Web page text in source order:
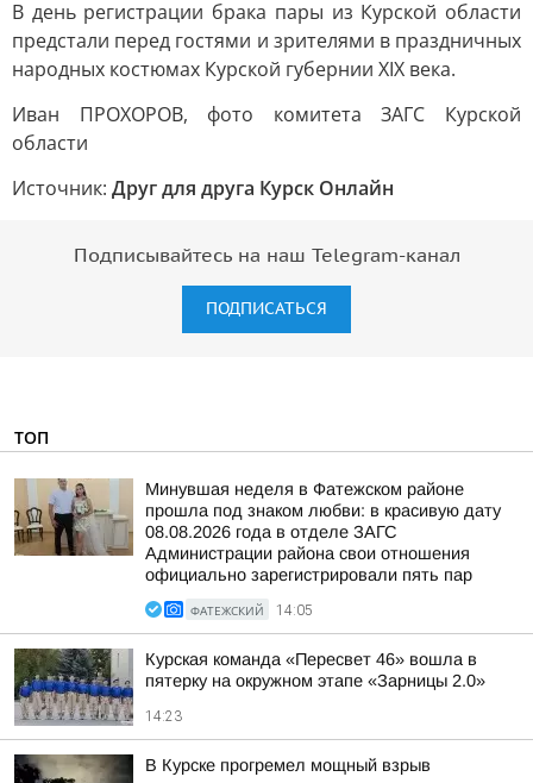
В день регистрации брака пары из Курской области
предстали перед гостями и зрителями в праздничных
народных костюмах Курской губернии XIX века.
Иван ПРОХОРОВ, фото комитета ЗАГС Курской
области
Источник: Друг для друга Курск Онлайн
Подписывайтесь на наш Telegram-канал
ПОДПИСАТЬСЯ
ТОП
Минувшая неделя в Фатежском районе
прошла под знаком любви: в красивую дату
08.08.2026 года в отделе ЗАГС
Администрации района свои отношения
официально зарегистрировали пять пар
ФАТЕЖСКИЙ 14:05
Курская команда «Пересвет 46» вошла в
пятерку на окружном этапе «Зарницы 2.0»
14:23
В Курске прогремел мощный взрыв